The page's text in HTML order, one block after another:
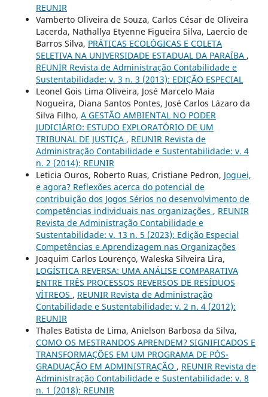
REUNIR
Vamberto Oliveira de Souza, Carlos César de Oliveira
Lacerda, Nathallya Etyenne Figueira Silva, Laercio de
Barros Silva, PRÁTICAS ECOLÓGICAS E COLETA
SELETIVA NA UNIVERSIDADE ESTADUAL DA PARAÍBA ,
REUNIR Revista de Administração Contabilidade e
Sustentabilidade: v. 3 n. 3 (2013): EDIÇÃO ESPECIAL
Leonel Gois Lima Oliveira, José Marcelo Maia
Nogueira, Diana Santos Pontes, José Carlos Lázaro da
Silva Filho, A GESTÃO AMBIENTAL NO PODER
JUDICIÁRIO: ESTUDO EXPLORATÓRIO DE UM
TRIBUNAL DE JUSTIÇA , REUNIR Revista de
Administração Contabilidade e Sustentabilidade: v. 4
n. 2 (2014): REUNIR
Leticia Ouros, Roberto Ruas, Cristiane Pedron, Joguei,
e agora? Reflexões acerca do potencial de
contribuição dos Jogos Sérios no desenvolvimento de
competências individuais nas organizações , REUNIR
Revista de Administração Contabilidade e
Sustentabilidade: v. 13 n. 5 (2023): Edição Especial
Competências e Aprendizagem nas Organizações
Joaquim Carlos Lourenço, Waleska Silveira Lira,
LOGÍSTICA REVERSA: UMA ANÁLISE COMPARATIVA
ENTRE TRÊS PROCESSOS REVERSOS DE RESÍDUOS
VÍTREOS , REUNIR Revista de Administração
Contabilidade e Sustentabilidade: v. 2 n. 4 (2012):
REUNIR
Thales Batista de Lima, Anielson Barbosa da Silva,
COMO OS MESTRANDOS APRENDEM? SIGNIFICADOS E
TRANSFORMAÇÕES EM UM PROGRAMA DE PÓS-
GRADUAÇÃO EM ADMINISTRAÇÃO , REUNIR Revista de
Administração Contabilidade e Sustentabilidade: v. 8
n. 1 (2018): REUNIR